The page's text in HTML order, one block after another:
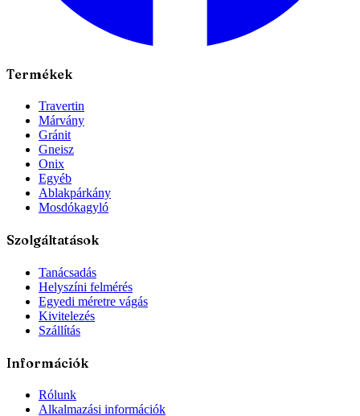
Termékek
Travertin
Márvány
Gránit
Gneisz
Onix
Egyéb
Ablakpárkány
Mosdókagyló
Szolgáltatások
Tanácsadás
Helyszíni felmérés
Egyedi méretre vágás
Kivitelezés
Szállítás
Információk
Rólunk
Alkalmazási információk